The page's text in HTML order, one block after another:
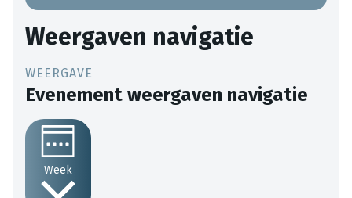
Weergaven navigatie
Evenement weergaven navigatie
Week